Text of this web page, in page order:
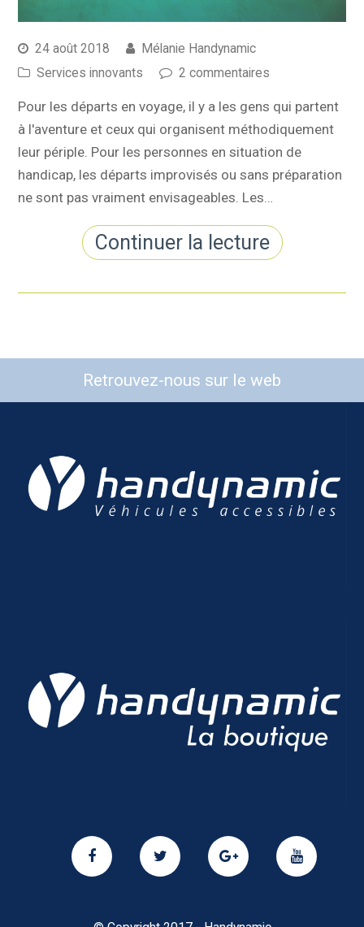
24 août 2018
Mélanie Handynamic
Services innovants
2 commentaires
Pour les départs en voyage, il y a les gens qui partent
à l'aventure et ceux qui organisent méthodiquement
leur périple. Pour les personnes en situation de
handicap, les départs improvisés ou sans préparation
ne sont pas vraiment envisageables. Les…
Continuer la lecture
Retrouvez-nous sur le web